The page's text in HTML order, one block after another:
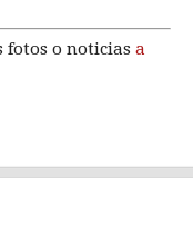
fotos o noticias a